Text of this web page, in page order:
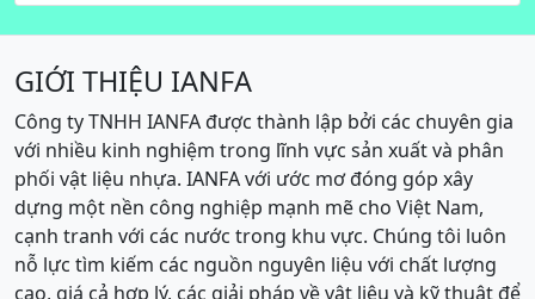
GIỚI THIỆU IANFA
Công ty TNHH IANFA được thành lập bởi các chuyên gia
với nhiều kinh nghiệm trong lĩnh vực sản xuất và phân
phối vật liệu nhựa. IANFA với ước mơ đóng góp xây
dựng một nền công nghiệp mạnh mẽ cho Việt Nam,
cạnh tranh với các nước trong khu vực. Chúng tôi luôn
nỗ lực tìm kiếm các nguồn nguyên liệu với chất lượng
cao, giá cả hợp lý, các giải pháp về vật liệu và kỹ thuật để